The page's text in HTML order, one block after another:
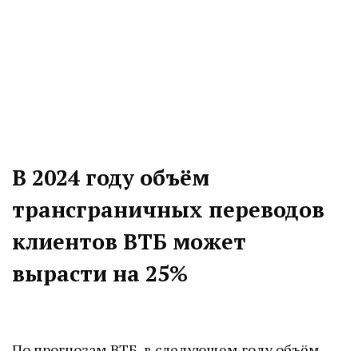
В 2024 году объём
трансграничных переводов
клиентов ВТБ может
вырасти на 25%